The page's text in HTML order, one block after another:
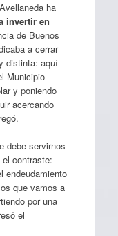
ha
invertir en
de Buenos
a cerrar
distinta: aquí
Municipio
y poniendo
acercando
debe servirnos
contraste:
endeudamiento
que vamos a
por una
el